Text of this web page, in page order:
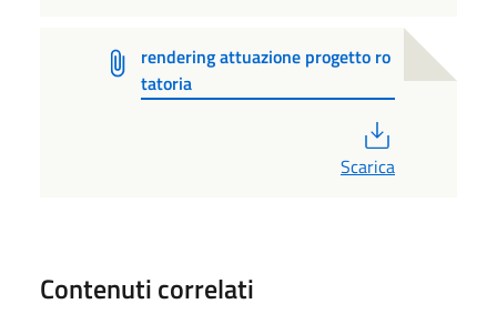
rendering attuazione progetto ro
tatoria
Scarica
Contenuti correlati